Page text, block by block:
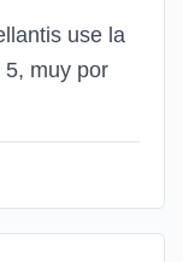
use la
muy por